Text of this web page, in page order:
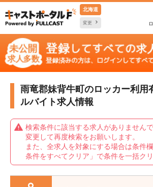
北海道
変更
雨竜郡妹背牛町のロッカー利用
ルバイト求人情報
検索条件に該当する求人がありません
変更して再度検索をお願いします。
また、全求人を対象にする場合は条件
条件をすべてクリア」で条件を一括クリ